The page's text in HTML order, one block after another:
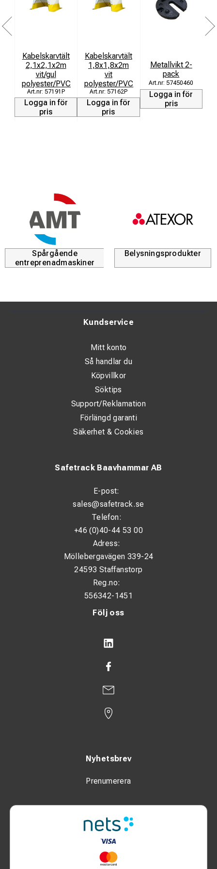
Kabelskarvtält
2,1x2,1x2m
vit/gul
polyester/PVC
57191P
Logga in för
pris
Kabelskarvtält
1,8x1,8x2m
vit
polyester/PVC
57162P
Logga in för
pris
Metallvikt 2-
pack
57450460
Logga in för
pris
Spårgående
entreprenadmaskiner
Belysningsprodukter
Följ oss
Nyhetsbrev
Prenumerera
Safetrack Baavhammar AB
E-post:
sales@safetrack.se
Telefon:
+46 (0)40-44 53 00
Adress:
Möllebergavägen 339-24
24593 Staffanstorp
Reg.no:
556342-1451
Kundservice
Mitt konto
Så handlar du
Köpvillkor
Söktips
Support/Reklamation
Förlängd garanti
Säkerhet & Cookies